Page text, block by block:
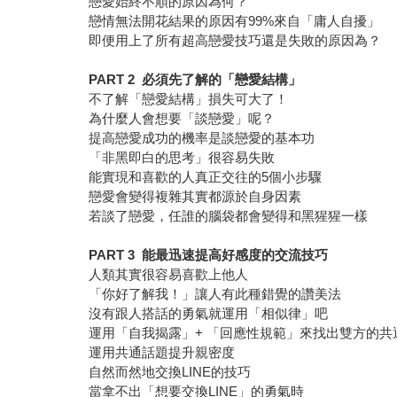
戀情無法開花結果的原因有99%來自「庸人自擾」
即便用上了所有超高戀愛技巧還是失敗的原因為？
PART 2 必須先了解的「戀愛結構」
不了解「戀愛結構」損失可大了！
為什麼人會想要「談戀愛」呢？
提高戀愛成功的機率是談戀愛的基本功
「非黑即白的思考」很容易失敗
能實現和喜歡的人真正交往的5個小步驟
戀愛會變得複雜其實都源於自身因素
若談了戀愛，任誰的腦袋都會變得和黑猩猩一樣
PART 3 能最迅速提高好感度的交流技巧
人類其實很容易喜歡上他人
「你好了解我！」讓人有此種錯覺的讚美法
沒有跟人搭話的勇氣就運用「相似律」吧
運用「自我揭露」+ 「回應性規範」來找出雙方的共
運用共通話題提升親密度
自然而然地交換LINE的技巧
當拿不出「想要交換LINE」的勇氣時